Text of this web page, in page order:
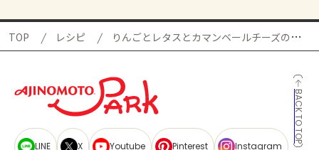
TOP レシピ りんごとレタスとカマンベールチーズのサラダ
BACK TO TOP
LINE X Youtube Pinterest Instagram